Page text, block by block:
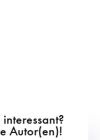
Autor(en)!